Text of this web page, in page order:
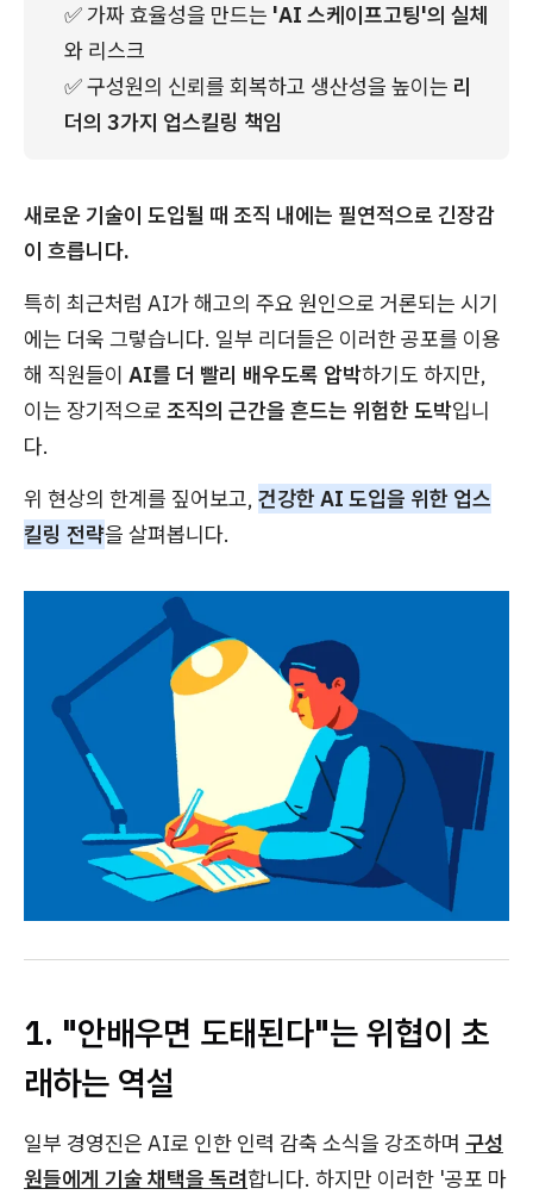
✅ 가짜 효율성을 만드는 'AI 스케이프고팅'의 실체
와 리스크
✅ 구성원의 신뢰를 회복하고 생산성을 높이는 리
더의 3가지 업스킬링 책임
새로운 기술이 도입될 때 조직 내에는 필연적으로 긴장감
이 흐릅니다.
특히 최근처럼 AI가 해고의 주요 원인으로 거론되는 시기
에는 더욱 그렇습니다. 일부 리더들은 이러한 공포를 이용
해 직원들이 AI를 더 빨리 배우도록 압박하기도 하지만,
이는 장기적으로 조직의 근간을 흔드는 위험한 도박입니
다.
위 현상의 한계를 짚어보고, 건강한 AI 도입을 위한 업스
킬링 전략을 살펴봅니다.
1. "안배우면 도태된다"는 위협이 초
래하는 역설
일부 경영진은 AI로 인한 인력 감축 소식을 강조하며 구성
원들에게 기술 채택을 독려합니다. 하지만 이러한 '공포 마